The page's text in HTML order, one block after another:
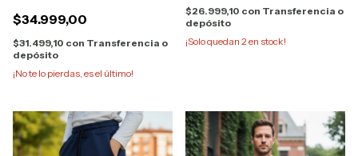
$34.999,00
$31.499,10 con Transferencia o
depósito
¡No te lo pierdas, es el último!
$26.999,10 con Transferencia o
depósito
¡Solo quedan 2en stock!